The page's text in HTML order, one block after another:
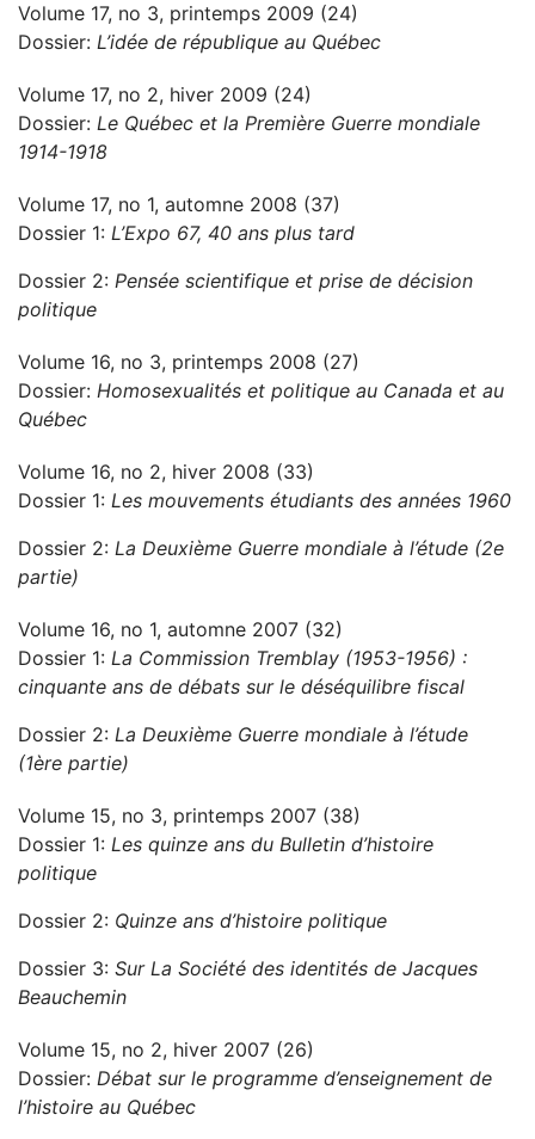
Volume 17, no 3, printemps 2009 (24)
Dossier: L’idée de république au Québec
Volume 17, no 2, hiver 2009 (24)
Dossier: Le Québec et la Première Guerre mondiale
1914-1918
Volume 17, no 1, automne 2008 (37)
Dossier 1: L’Expo 67, 40 ans plus tard
Dossier 2: Pensée scientifique et prise de décision
politique
Volume 16, no 3, printemps 2008 (27)
Dossier: Homosexualités et politique au Canada et au
Québec
Volume 16, no 2, hiver 2008 (33)
Dossier 1: Les mouvements étudiants des années 1960
Dossier 2: La Deuxième Guerre mondiale à l’étude (2e
partie)
Volume 16, no 1, automne 2007 (32)
Dossier 1: La Commission Tremblay (1953-1956) :
cinquante ans de débats sur le déséquilibre fiscal
Dossier 2: La Deuxième Guerre mondiale à l’étude
(1ère partie)
Volume 15, no 3, printemps 2007 (38)
Dossier 1: Les quinze ans du Bulletin d’histoire
politique
Dossier 2: Quinze ans d’histoire politique
Dossier 3: Sur La Société des identités de Jacques
Beauchemin
Volume 15, no 2, hiver 2007 (26)
Dossier: Débat sur le programme d’enseignement de
l’histoire au Québec